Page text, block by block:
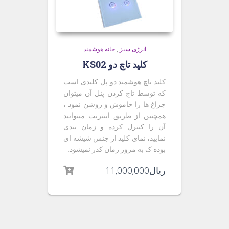
انرژی سبز ,خانه هوشمند
کلید تاچ دو KS02
کلید تاچ هوشمند دو پل کلیدی است
که توسط تاچ کردن پنل آن میتوان
چراغ ها را خاموش و روشن نمود ،
همچنین از طریق اینترنت میتوانید
آن را کنترل کرده و زمان بندی
نمایید، نمای کلید از جنس شیشه ای
بوده ک به مرور زمان کدر نمیشود.
ریال11,000,000